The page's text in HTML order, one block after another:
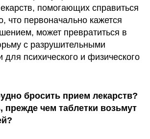
помогающих справиться
что первоначально кажется
может превратиться в
с разрушительными
для психического и физического
бросить прием лекарств?
прежде чем таблетки возьмут